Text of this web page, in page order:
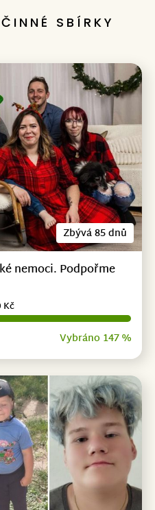
SBÍRKY
Zbývá 85 dnů
nemoci. Podpořme
Vybráno 147 %
Kč